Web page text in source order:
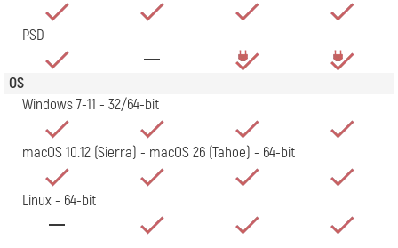
PSD
OS
Windows 7-11 - 32/64-bit
macOS 10.12 (Sierra) - macOS 26 (Tahoe) - 64-bit
Linux - 64-bit